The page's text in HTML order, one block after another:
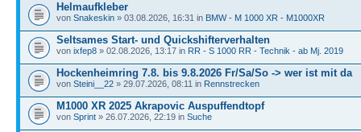
Helmaufkleber
von Snakeskin » 03.08.2026, 16:31 in BMW - M 1000 XR - M1000XR
Seltsames Start- und Quickshifterverhalten
von ixfep8 » 02.08.2026, 13:17 in RR - S 1000 RR - Technik - ab Mj. 2019
Hockenheimring 7.8. bis 9.8.2026 Fr/Sa/So -> wer ist mit da
von Steini__22 » 29.07.2026, 08:11 in Rennstrecken
M1000 XR 2025 Akrapovic Auspuffendtopf
von Sprint » 26.07.2026, 22:19 in Suche